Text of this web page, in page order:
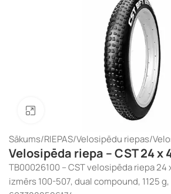
Noklikšķiniet, lai palielinātu
Sākums/RIEPAS/Velosipēdu riepas/
Velosipēda riepa – CST 24 x
TB00026100 – CST velosipēda riepa 24
izmērs 100-507, dual compound, 1125 g,